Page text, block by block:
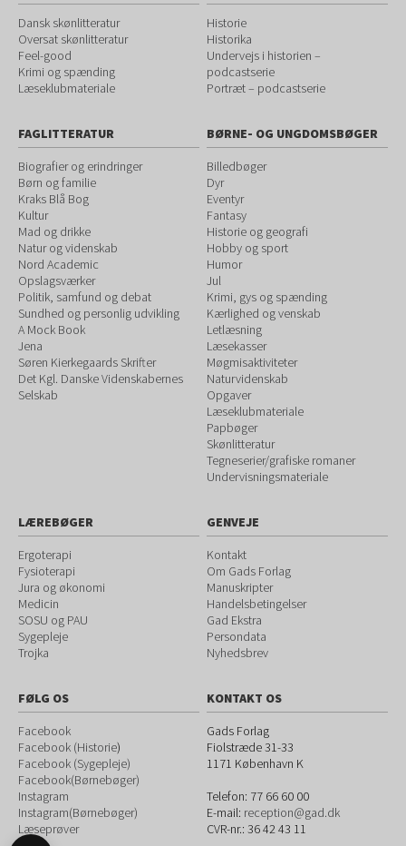
Dansk skønlitteratur
Oversat skønlitteratur
Feel-good
Krimi og spænding
Læseklubmateriale
Historie
Historika
Undervejs i historien –
podcastserie
Portræt – podcastserie
FAGLITTERATUR
Biografier og erindringer
Børn og familie
Kraks Blå Bog
Kultur
Mad og drikke
Natur og videnskab
Nord Academic
Opslagsværker
Politik, samfund og debat
Sundhed og personlig udvikling
A Mock Book
Jena
Søren Kierkegaards Skrifter
Det Kgl. Danske Videnskabernes
Selskab
BØRNE- OG UNGDOMSBØGER
Billedbøger
Dyr
Eventyr
Fantasy
Historie og geografi
Hobby og sport
Humor
Jul
Krimi, gys og spænding
Kærlighed og venskab
Letlæsning
Læsekasser
Møgmisaktiviteter
Naturvidenskab
Opgaver
Læseklubmateriale
Papbøger
Skønlitteratur
Tegneserier/grafiske romaner
Undervisningsmateriale
LÆREBØGER
Ergoterapi
Fysioterapi
Jura og økonomi
Medicin
SOSU og PAU
Sygepleje
Trojka
GENVEJE
Kontakt
Om Gads Forlag
Manuskripter
Handelsbetingelser
Gad Ekstra
Persondata
Nyhedsbrev
FØLG OS
Facebook
Facebook (Historie)
Facebook (Sygepleje)
Facebook(Børnebøger)
Instagram
Instagram(Børnebøger)
Læseprøver
KONTAKT OS
Gads Forlag
Fiolstræde 31-33
1171 København K
Telefon: 77 66 60 00
E-mail: reception@gad.dk
CVR-nr.: 36 42 43 11